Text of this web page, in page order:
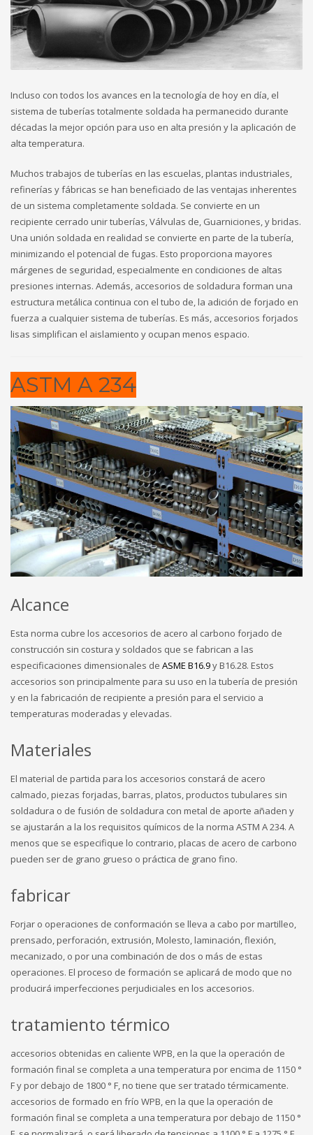
Incluso con todos los avances en la tecnología de hoy en día, el
sistema de tuberías totalmente soldada ha permanecido durante
décadas la mejor opción para uso en alta presión y la aplicación de
alta temperatura.
Muchos trabajos de tuberías en las escuelas, plantas industriales,
refinerías y fábricas se han beneficiado de las ventajas inherentes
de un sistema completamente soldada. Se convierte en un
recipiente cerrado unir tuberías, Válvulas de, Guarniciones, y bridas.
Una unión soldada en realidad se convierte en parte de la tubería,
minimizando el potencial de fugas. Esto proporciona mayores
márgenes de seguridad, especialmente en condiciones de altas
presiones internas. Además, accesorios de soldadura forman una
estructura metálica continua con el tubo de, la adición de forjado en
fuerza a cualquier sistema de tuberías. Es más, accesorios forjados
lisas simplifican el aislamiento y ocupan menos espacio.
ASTM A 234
Alcance
Esta norma cubre los accesorios de acero al carbono forjado de
construcción sin costura y soldados que se fabrican a las
especificaciones dimensionales de ASME B16.9y B16.28. Estos
accesorios son principalmente para su uso en la tubería de presión
y en la fabricación de recipiente a presión para el servicio a
temperaturas moderadas y elevadas.
Materiales
El material de partida para los accesorios constará de acero
calmado, piezas forjadas, barras, platos, productos tubulares sin
soldadura o de fusión de soldadura con metal de aporte añaden y
se ajustarán a la los requisitos químicos de la norma ASTM A 234. A
menos que se especifique lo contrario, placas de acero de carbono
pueden ser de grano grueso o práctica de grano fino.
fabricar
Forjar o operaciones de conformación se lleva a cabo por martilleo,
prensado, perforación, extrusión, Molesto, laminación, flexión,
mecanizado, o por una combinación de dos o más de estas
operaciones. El proceso de formación se aplicará de modo que no
producirá imperfecciones perjudiciales en los accesorios.
tratamiento térmico
accesorios obtenidas en caliente WPB, en la que la operación de
formación final se completa a una temperatura por encima de 1150 °
F y por debajo de 1800 ° F, no tiene que ser tratado térmicamente.
accesorios de formado en frío WPB, en la que la operación de
formación final se completa a una temperatura por debajo de 1150 °